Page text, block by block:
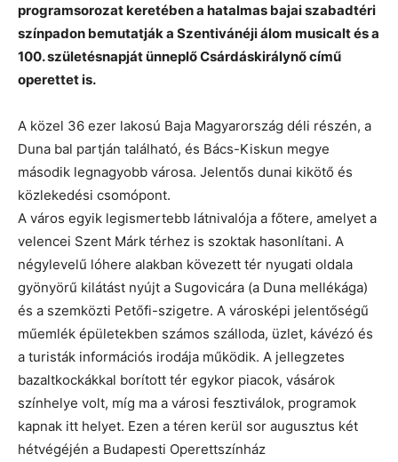
programsorozat keretében a hatalmas bajai szabadtéri
színpadon bemutatják a Szentivánéji álom musicalt és a
100. születésnapját ünneplő Csárdáskirálynő című
operettet is.
A közel 36 ezer lakosú Baja Magyarország déli részén, a
Duna bal partján található, és Bács-Kiskun megye
második legnagyobb városa. Jelentős dunai kikötő és
közlekedési csomópont.
A város egyik legismertebb látnivalója a főtere, amelyet a
velencei Szent Márk térhez is szoktak hasonlítani. A
négylevelű lóhere alakban kövezett tér nyugati oldala
gyönyörű kilátást nyújt a Sugovicára (a Duna mellékága)
és a szemközti Petőfi-szigetre. A városképi jelentőségű
műemlék épületekben számos szálloda, üzlet, kávézó és
a turisták információs irodája működik. A jellegzetes
bazaltkockákkal borított tér egykor piacok, vásárok
színhelye volt, míg ma a városi fesztiválok, programok
kapnak itt helyet. Ezen a téren kerül sor augusztus két
hétvégéjén a Budapesti Operettszínház